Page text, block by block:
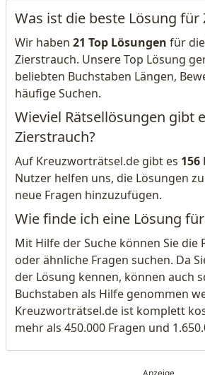
Was ist die beste Lösung für
Wir haben 21 Top Lösungen für
Zierstrauch. Unsere Top Lösung
beliebten Buchstaben Längen,
häufige Suchen.
Wieviel Rätsellösungen gibt
Zierstrauch?
Auf Kreuzworträtsel.de gibt es 156
Nutzer helfen uns, die Lösungen
neue Fragen hinzuzufügen.
Wie finde ich eine Lösung
Mit Hilfe der Suche können Sie die
oder ähnliche Fragen suchen. Da
der Lösung kennen, können auch
Buchstaben als Hilfe genommen
Kreuzworträtsel.de ist komplett
mehr als 450.000 Fragen und